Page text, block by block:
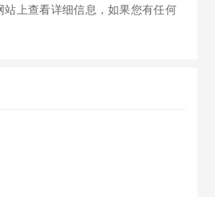
站上查看详细信息，如果您有任何